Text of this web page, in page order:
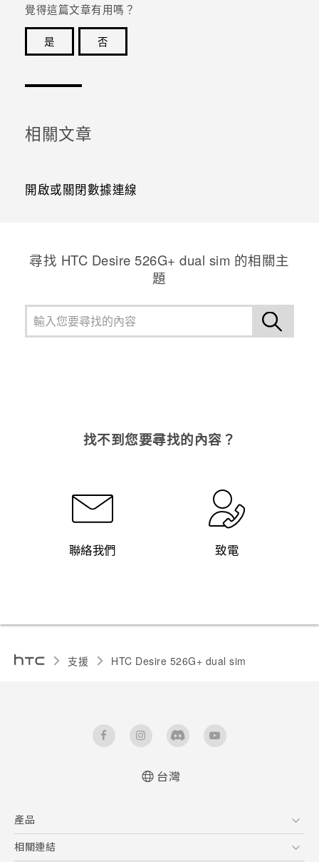
覺得這篇文章有用嗎？
是
否
相關文章
開啟或關閉數據連線
尋找 HTC Desire 526G+ dual sim 的相關主
題
找不到您要尋找的內容？
聯絡我們 致電
支援 HTC Desire 526G+ dual sim‎
台灣
產品
5G
相關連結